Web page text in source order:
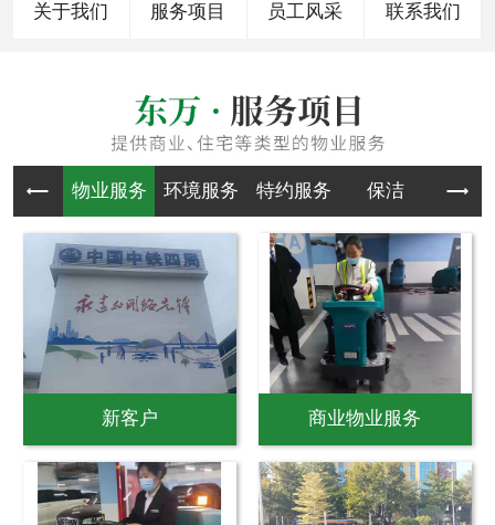
关于我们 服务项目 员工风采 联系我们
物业服务 环境服务 特约服务 保洁 物业
新客户 商业物业服务